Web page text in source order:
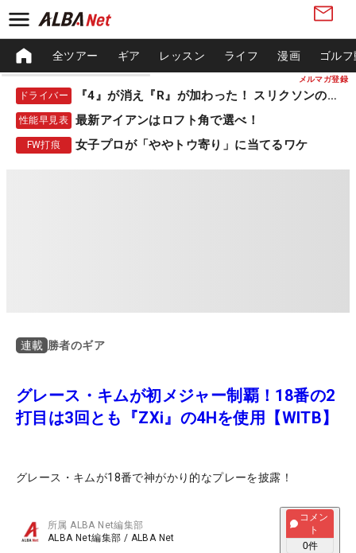
メルマガ登録
全ツアー ギア レッスン ライフ 漫画 ゴル
ドライバー 『4』が消え『R』が加わった！ スリクソンの新作
性能早見表 最新アイアンはロフト角で選べ！
FW打痕 女子プロが「ややトウ寄り」に当てるワケ
連載 勝者のギア
グレース・キムが初メジャー制覇！18番の2
打目は3回とも『ZXi』の4Hを使用【WITB】
グレース・キムが18番で神がかり的なプレーを披露！
所属ALBA Net編集部
ALBA Net編集部 / ALBA Net
コメン
ト
0件